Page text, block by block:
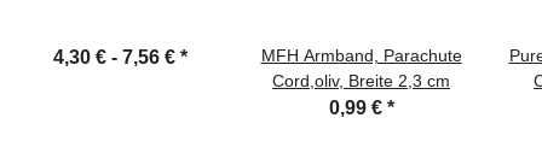
4,30 € - 7,56 € *
MFH Armband, Parachute
Cord,oliv, Breite 2,3 cm
0,99 € *